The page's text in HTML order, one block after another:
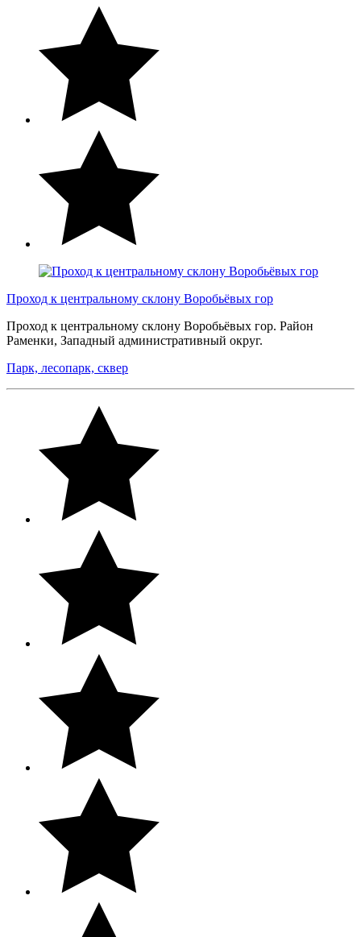
Проход к центральному склону Воробьёвых гор
Проход к центральному склону Воробьёвых гор. Район
Раменки, Западный административный округ.
Парк, лесопарк, сквер